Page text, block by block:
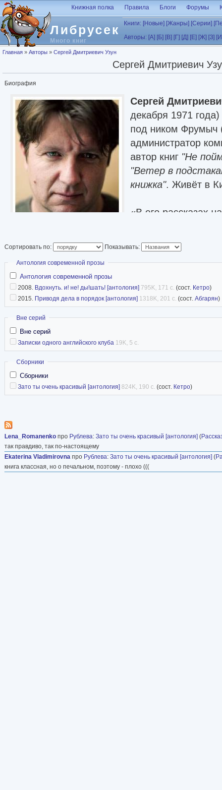
Перейти к основному содержанию
Либрусек
Много книг
Книжная полка Правила Блоги Форумы
Книги: [Новые] [Жанры] [Серии]
Авторы: [А] [Б] [В] [Г] [Д] [Е] [Ж] [З]
Вы здесь
Главная » Авторы » Сергей Дмитриевич Узун
Сергей Дмитриевич
Биография
Сергей
декабря 1971
под ником Фрумыч
администратор
автор книг "Не
"Ветер в
книжка". Живёт в
«В его рассказах
преукрас. Это
сказки, добрые, но при этом правдивые».
Сортировать по: Показывать:
Скрыть
Антология современной прозы
Антология современной прозы
2008. Вдохнуть. и! не! ды!шать! [антология] 795K, 171 с. (сост. Кетро)
2015. Приводя дела в порядок [антология] 1318K, 201 с. (сост. Абгарян)
Скрыть
Вне серий
Вне серий
Записки одного английского клуба 19K, 5 с.
Скрыть
Сборники
Сборники
Зато ты очень красивый [антология] 824K, 190 с. (сост. Кетро)
Lena_Romanenko про Рублева: Зато ты очень красивый [антология] (
так правдиво, так по-настоящему
Ekaterina Vladimirovna про Рублева: Зато ты очень красивый [антология] (
книга классная, но о печальном, поэтому - плохо (((